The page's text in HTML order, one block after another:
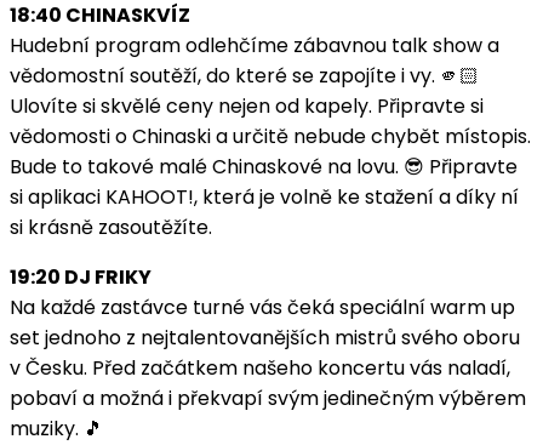
18:40 CHINASKVÍZ
Hudební program odlehčíme zábavnou talk show a
vědomostní soutěží, do které se zapojíte i vy. 🫵🏻
Ulovíte si skvělé ceny nejen od kapely. Připravte si
vědomosti o Chinaski a určitě nebude chybět místopis.
Bude to takové malé Chinaskové na lovu. 😎 Připravte
si aplikaci KAHOOT!, která je volně ke stažení a díky ní
si krásně zasoutěžíte.
19:20 DJ FRIKY
Na každé zastávce turné vás čeká speciální warm up
set jednoho z nejtalentovanějších mistrů svého oboru
v Česku. Před začátkem našeho koncertu vás naladí,
pobaví a možná i překvapí svým jedinečným výběrem
muziky. 🎵